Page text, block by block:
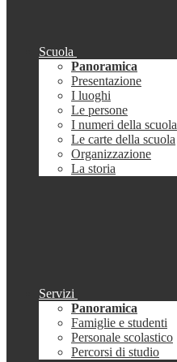
Scuola
Panoramica
Presentazione
I luoghi
Le persone
I numeri della scuola
Le carte della scuola
Organizzazione
La storia
Servizi
Panoramica
Famiglie e studenti
Personale scolastico
Percorsi di studio